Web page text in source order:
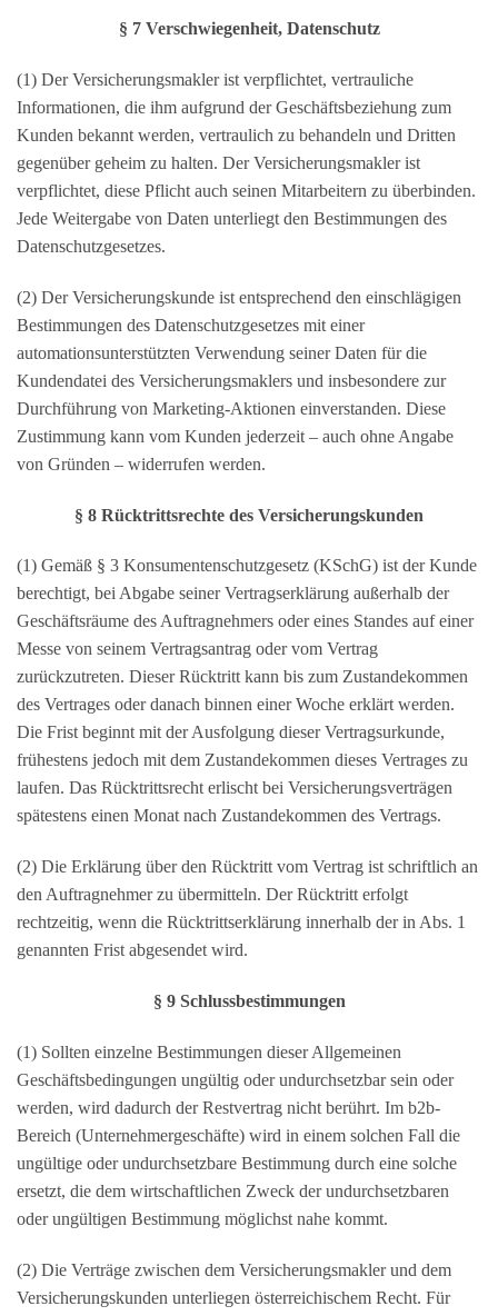
§ 7 Verschwiegenheit, Datenschutz
(1) Der Versicherungsmakler ist verpflichtet, vertrauliche
Informationen, die ihm aufgrund der Geschäftsbeziehung zum
Kunden bekannt werden, vertraulich zu behandeln und Dritten
gegenüber geheim zu halten. Der Versicherungsmakler ist
verpflichtet, diese Pflicht auch seinen Mitarbeitern zu überbinden.
Jede Weitergabe von Daten unterliegt den Bestimmungen des
Datenschutzgesetzes.
(2) Der Versicherungskunde ist entsprechend den einschlägigen
Bestimmungen des Datenschutzgesetzes mit einer
automationsunterstützten Verwendung seiner Daten für die
Kundendatei des Versicherungsmaklers und insbesondere zur
Durchführung von Marketing-Aktionen einverstanden. Diese
Zustimmung kann vom Kunden jederzeit – auch ohne Angabe
von Gründen – widerrufen werden.
§ 8 Rücktrittsrechte des Versicherungskunden
(1) Gemäß § 3 Konsumentenschutzgesetz (KSchG) ist der Kunde
berechtigt, bei Abgabe seiner Vertragserklärung außerhalb der
Geschäftsräume des Auftragnehmers oder eines Standes auf einer
Messe von seinem Vertragsantrag oder vom Vertrag
zurückzutreten. Dieser Rücktritt kann bis zum Zustandekommen
des Vertrages oder danach binnen einer Woche erklärt werden.
Die Frist beginnt mit der Ausfolgung dieser Vertragsurkunde,
frühestens jedoch mit dem Zustandekommen dieses Vertrages zu
laufen. Das Rücktrittsrecht erlischt bei Versicherungsverträgen
spätestens einen Monat nach Zustandekommen des Vertrags.
(2) Die Erklärung über den Rücktritt vom Vertrag ist schriftlich an
den Auftragnehmer zu übermitteln. Der Rücktritt erfolgt
rechtzeitig, wenn die Rücktrittserklärung innerhalb der in Abs. 1
genannten Frist abgesendet wird.
§ 9 Schlussbestimmungen
(1) Sollten einzelne Bestimmungen dieser Allgemeinen
Geschäftsbedingungen ungültig oder undurchsetzbar sein oder
werden, wird dadurch der Restvertrag nicht berührt. Im b2b-
Bereich (Unternehmergeschäfte) wird in einem solchen Fall die
ungültige oder undurchsetzbare Bestimmung durch eine solche
ersetzt, die dem wirtschaftlichen Zweck der undurchsetzbaren
oder ungültigen Bestimmung möglichst nahe kommt.
(2) Die Verträge zwischen dem Versicherungsmakler und dem
Versicherungskunden unterliegen österreichischem Recht. Für